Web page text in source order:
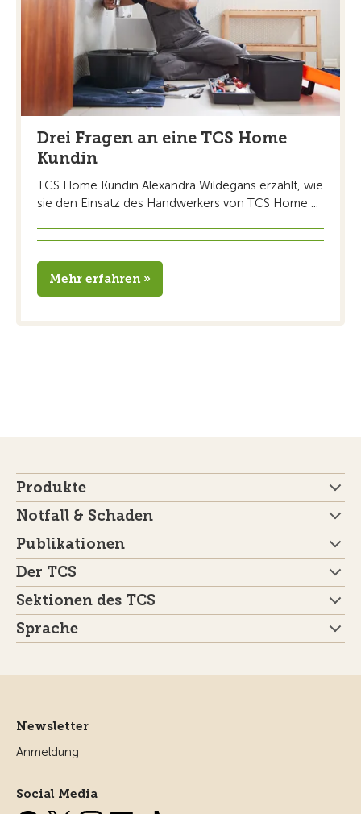
Drei Fragen an eine TCS Home
Kundin
TCS Home Kundin Alexandra Wildegans erzählt, wie
sie den Einsatz des Handwerkers von TCS Home ...
Mehr erfahren »
Produkte
Notfall & Schaden
Publikationen
Der TCS
Sektionen des TCS
Sprache
Newsletter
Anmeldung
Social Media